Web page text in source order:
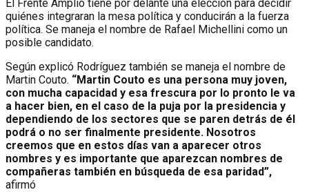
El Frente Amplio tiene por delante una elección para decidir
quiénes integraran la mesa política y conducirán a la fuerza
política. Se maneja el nombre de Rafael Michellini como un
posible candidato.
Según explicó Rodríguez también se maneja el nombre de
Martin Couto. “Martin Couto es una persona muy joven,
con mucha capacidad y esa frescura por lo pronto le va
a hacer bien, en el caso de la puja por la presidencia y
dependiendo de los sectores que se paren detrás de él
podrá o no ser finalmente presidente. Nosotros
creemos que en estos días van a aparecer otros
nombres y es importante que aparezcan nombres de
compañeras también en búsqueda de esa paridad”,
afirmó